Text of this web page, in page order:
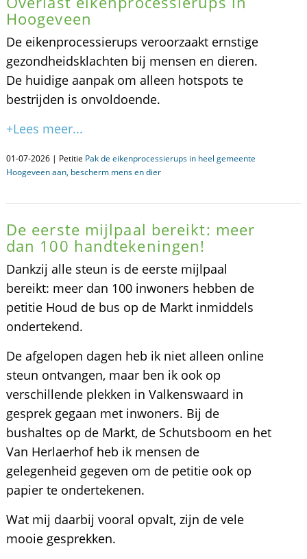
Hoogeveen
De eikenprocessierups veroorzaakt ernstige
gezondheidsklachten bij mensen en dieren.
De huidige aanpak om alleen hotspots te
bestrijden is onvoldoende.
+Lees meer...
01-07-2026 | Petitie Pak de eikenprocessierups in heel gemeente
Hoogeveen aan, bescherm mens en dier
De eerste mijlpaal bereikt: meer
dan 100 handtekeningen!
Dankzij alle steun is de eerste mijlpaal
bereikt: meer dan 100 inwoners hebben de
petitie Houd de bus op de Markt inmiddels
ondertekend.
De afgelopen dagen heb ik niet alleen online
steun ontvangen, maar ben ik ook op
verschillende plekken in Valkenswaard in
gesprek gegaan met inwoners. Bij de
bushaltes op de Markt, de Schutsboom en het
Van Herlaerhof heb ik mensen de
gelegenheid gegeven om de petitie ook op
papier te ondertekenen.
Wat mij daarbij vooral opvalt, zijn de vele
mooie gesprekken.